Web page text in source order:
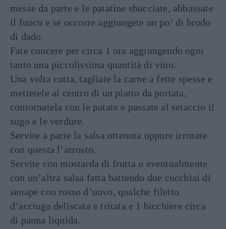
messe da parte e le patatine sbucciate, abbassate
il fuoco e se occorre aggiungete un po’ di brodo
di dado.
Fate cuocere per circa 1 ora aggiungendo ogni
tanto una piccolissima quantità di vino.
Una volta cotta, tagliate la carne a fette spesse e
mettetele al centro di un piatto da portata,
contornatela con le patate e passate al setaccio il
sugo e le verdure.
Servite a parte la salsa ottenuta oppure irrorate
con questa l’arrosto.
Servite con mostarda di frutta o eventualmente
con un’altra salsa fatta battendo due cucchiai di
senape con rosso d’uovo, qualche filetto
d’acciuga deliscata e tritata e 1 bicchiere circa
di panna liquida.